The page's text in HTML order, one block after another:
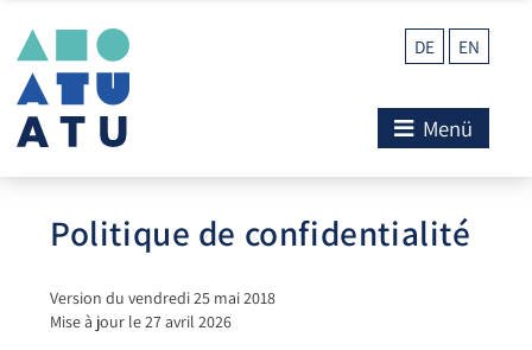
DE EN
Menü
Politique de confidentialité
Version du vendredi 25 mai 2018
Mise à jour le 27 avril 2026